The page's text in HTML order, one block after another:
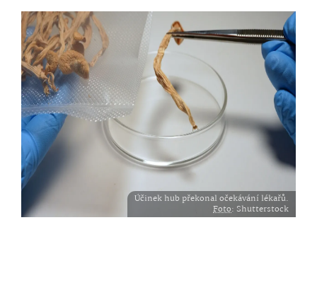
Účinek hub překonal očekávání lékařů.
Foto: Shutterstock